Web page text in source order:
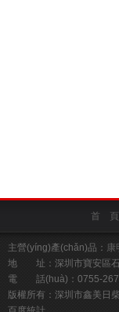
首 頁
主營(yíng)產(chǎn)品： 康
地 址：深圳市寶安區石
電 話(huà)：0755-
版權所有：深圳市鑫美